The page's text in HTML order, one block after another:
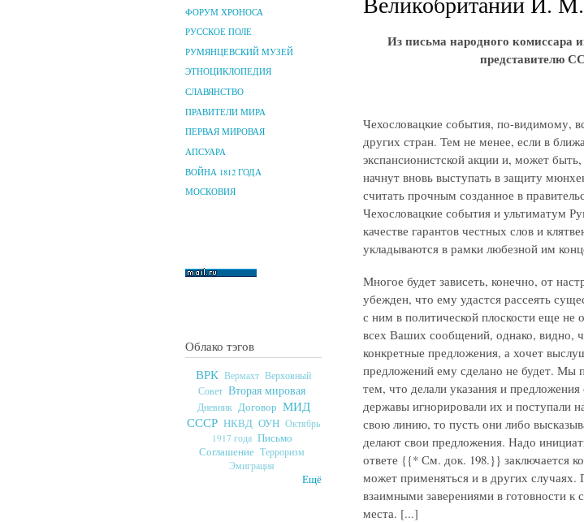
ФОРУМ ХРОНОСА
РУССКОЕ ПОЛЕ
РУМЯНЦЕВСКИЙ МУЗЕЙ
ЭТНОЦИКЛОПЕДИЯ
СЛАВЯНСТВО
ПРАВИТЕЛИ МИРА
ПЕРВАЯ МИРОВАЯ
АПСУАРА
ВОЙНА 1812 ГОДА
МОСКОВИЯ
Облако тэгов
ВРК Вермахт Верховный
Совет Вторая мировая
Дневник Договор МИД
СССР НКВД ОУН Октябрь
1917 года Письмо
Соглашение Терроризм
Эмиграция
Ещё
Из письма народного
представителю
Чехословацкие события, по-видимому,
других стран. Тем не менее, если в
экспансионистской акции и, может
начнут вновь выступать в защиту
считать прочным созданное в
Чехословацкие события и ультиматум
качестве гарантов честных слов и
укладываются в рамки любезной им
Многое будет зависеть, конечно, от
убежден, что ему удастся рассеять
с ним в политической плоскости еще не
всех Ваших сообщений, однако, видно,
конкретные предложения, а хочет
предложений ему сделано не будет. Мы
тем, что делали указания и
державы игнорировали их и поступали
свою линию, то пусть они либо
делают свои предложения. Надо
ответе {{* См. док. 198.}} заключается
может применяться и в других
взаимными заверениями в готовности к
места. [...]